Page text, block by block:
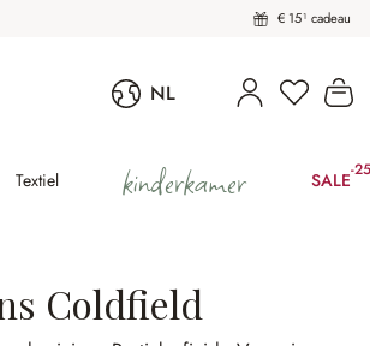
€ 15¹ cadeau
NL
Textiel kinderkamer SALE-
Coldfield